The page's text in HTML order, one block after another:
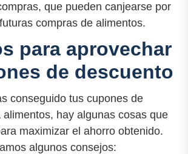
que pueden canjearse por
compras de alimentos.
para aprovechar
de descuento
conseguido tus cupones de
hay algunas cosas que
maximizar el ahorro obtenido.
algunos consejos: